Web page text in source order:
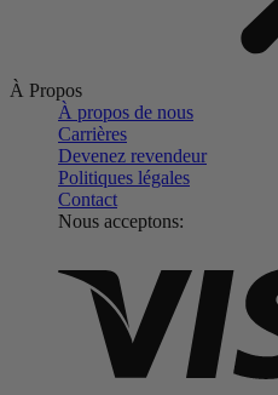
À Propos
À propos de nous
Carrières
Devenez revendeur
Politiques légales
Contact
Nous acceptons: